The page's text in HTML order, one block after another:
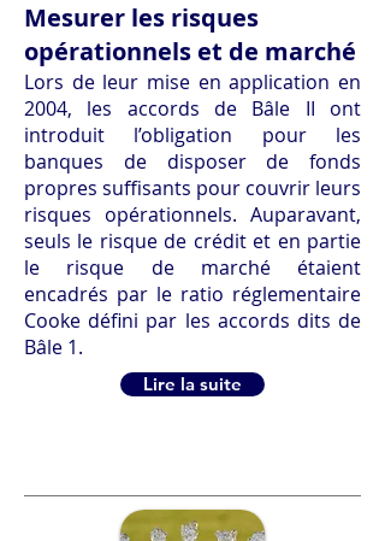
Mesurer les risques
opérationnels et de marché
Lors de leur mise en application en
2004, les accords de Bâle II ont
introduit l’obligation pour les
banques de disposer de fonds
propres suffisants pour couvrir leurs
risques opérationnels. Auparavant,
seuls le risque de crédit et en partie
le risque de marché étaient
encadrés par le ratio réglementaire
Cooke défini par les accords dits de
Bâle 1.
Lire la suite